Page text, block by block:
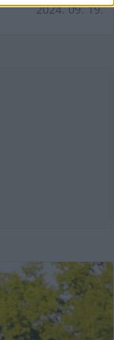
2024. 09. 19.